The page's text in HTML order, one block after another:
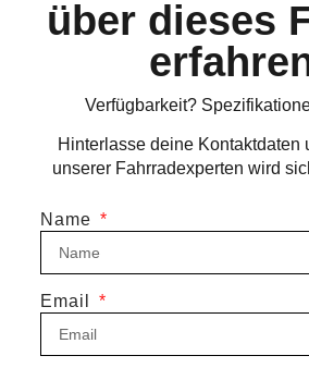
über dieses
Verfügbarkeit?
Hinterlasse deine Kontaktdaten
unserer Fahrradexperten wird
Name
Email